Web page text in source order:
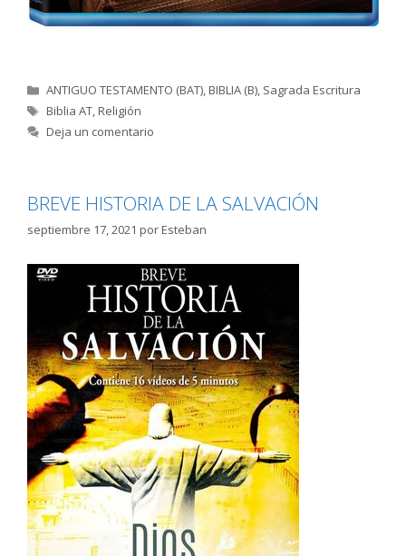
Categorías
ANTIGUO TESTAMENTO (BAT),BIBLIA (B), Sagrada Escritura
Etiquetas
Biblia AT,Religión
Deja un comentario
BREVE HISTORIA DE LA SALVACIÓN
septiembre 17, 2021 porEsteban